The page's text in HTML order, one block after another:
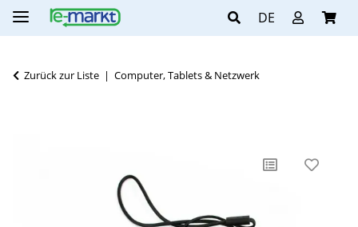
DE
Zurück zur Liste Computer, Tablets & Netzwerk